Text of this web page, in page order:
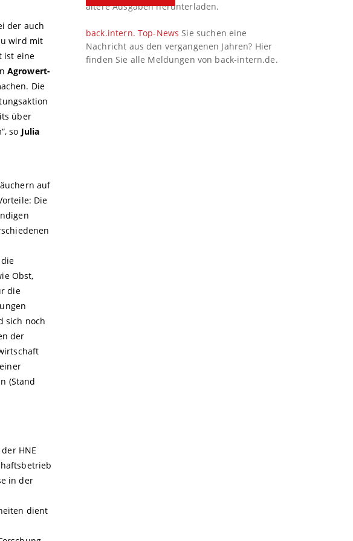
der auch
wird mit
ist eine
Agrowert-
Die
über
so Julia
auf
Die
Obst,
die
sich noch
der
(Stand
HNE
in der
dient
ältere Ausgaben herunterladen.
back.intern. Top-News Sie suchen eine
Nachricht aus den vergangenen Jahren? Hier
finden Sie alle Meldungen von back-intern.de.